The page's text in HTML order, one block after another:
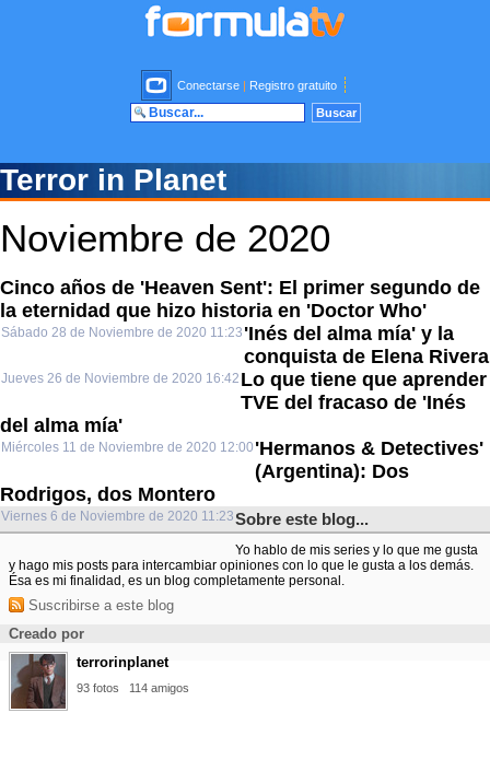
Conectarse | Registro gratuito
Terror in Planet
Noviembre de 2020
Cinco años de 'Heaven Sent': El primer segundo de
la eternidad que hizo historia en 'Doctor Who'
Sábado 28 de Noviembre de 2020 11:23 'Inés del alma mía' y la
conquista de Elena Rivera
Jueves 26 de Noviembre de 2020 16:42 Lo que tiene que aprender
TVE del fracaso de 'Inés
del alma mía'
Miércoles 11 de Noviembre de 2020 12:00 'Hermanos & Detectives'
(Argentina): Dos
Rodrigos, dos Montero
Viernes 6 de Noviembre de 2020 11:23Sobre este blog...
Yo hablo de mis series y lo que me gusta
y hago mis posts para intercambiar opiniones con lo que le gusta a los demás.
Ésa es mi finalidad, es un blog completamente personal.
Suscribirse a este blog
Creado por
terrorinplanet
93 fotos 114 amigos